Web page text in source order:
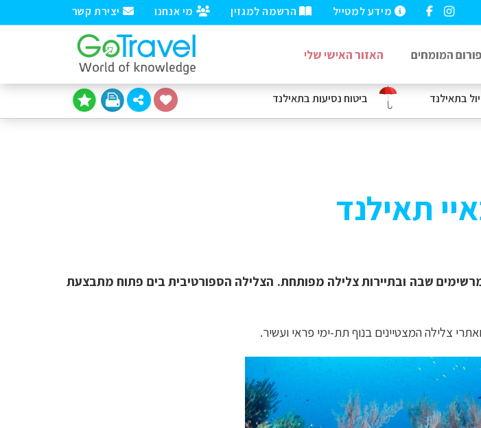
בתאילנד ביטוח נסיעותבתאילנד
יצירת קשר מי אנחנו הרשמה למגזין מידע למטייל
פורום המומחים האזור האישי שלי
תאילנד
שבה ובתיירות צלילה מפותחת. הצלילה הספורטיבית בים פתוח מתבצעת
צלילה המצטיינים בנוף תת-ימי פראי ועשיר.